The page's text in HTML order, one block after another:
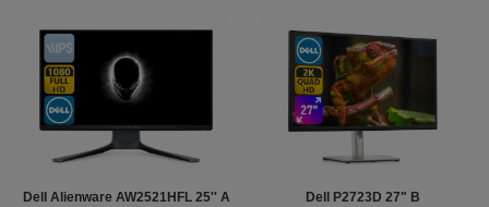
Dell Alienware AW2521HFL 25'' A Dell P2723D 27" B